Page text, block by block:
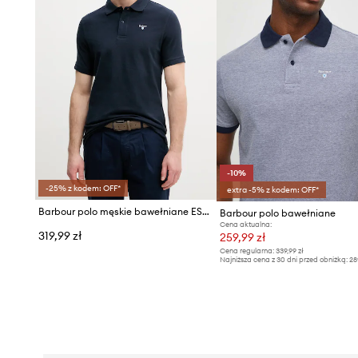
-25% z kodem: OFF*
Barbour polo męskie bawełniane ESSENTIALS
319,99 zł
-10%
extra -5% z kodem: OFF*
Barbour polo bawełniane
Cena aktualna:
259,99 zł
Cena regularna:339,99 zł
Najniższa cena z 30 dni przed obniżką: